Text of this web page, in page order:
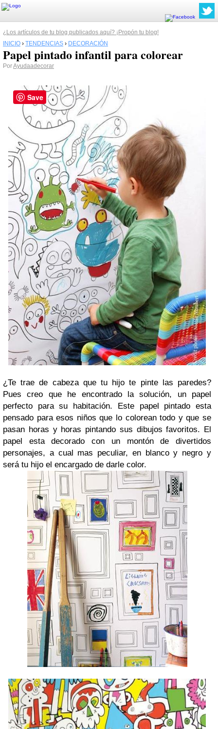
¿Los artículos de tu blog publicados aquí? ¡Propón tu blog!
INICIO › TENDENCIAS › DECORACIÓN
Papel pintado infantil para colorear
PorAyudaadecorar
¿Te trae de cabeza que tu hijo te pinte las paredes?
Pues creo que he encontrado la solución, un papel
perfecto para su habitación. Este papel pintado esta
pensado para esos niños que lo colorean todo y que se
pasan horas y horas pintando sus dibujos favoritos. El
papel esta decorado con un montón de divertidos
personajes, a cual mas peculiar, en blanco y negro y
será tu hijo el encargado de darle color.
Save